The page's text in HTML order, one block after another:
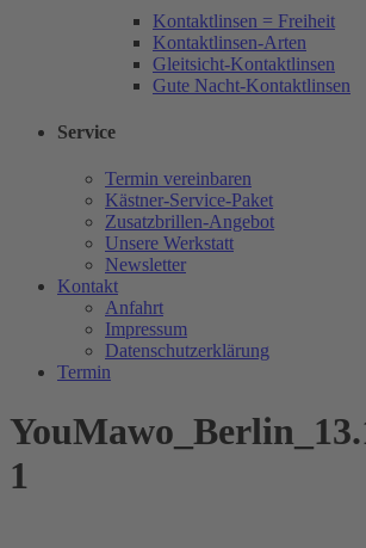
Kontaktlinsen = Freiheit
Kontaktlinsen-Arten
Gleitsicht-Kontaktlinsen
Gute Nacht-Kontaktlinsen
Service
Termin vereinbaren
Kästner-Service-Paket
Zusatzbrillen-Angebot
Unsere Werkstatt
Newsletter
Kontakt
Anfahrt
Impressum
Datenschutzerklärung
Termin
1